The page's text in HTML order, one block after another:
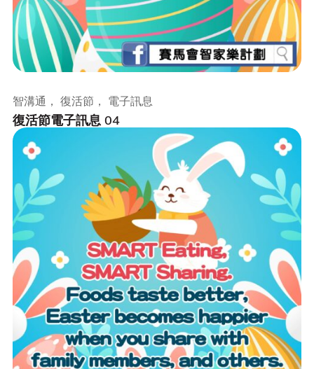
復活節電子訊息 04
智溝通， 復活節， 電子訊息